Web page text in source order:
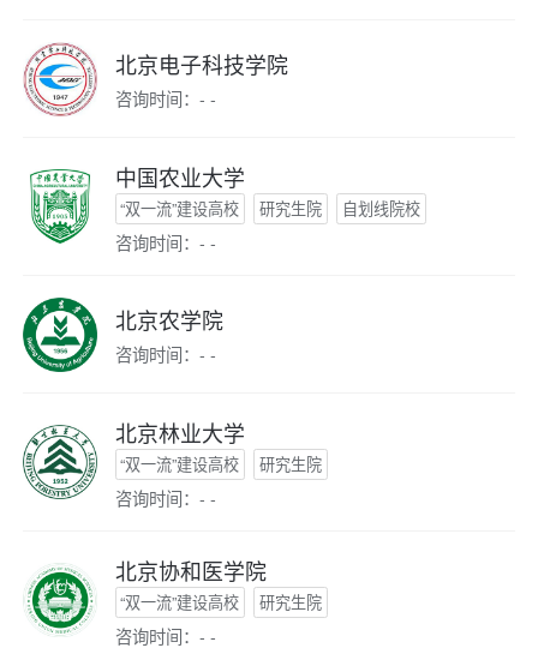
北京电子科技学院
咨询时间：- -
中国农业大学
“双一流”建设高校 研究生院 自划线院校
咨询时间：- -
北京农学院
咨询时间：- -
北京林业大学
“双一流”建设高校 研究生院
咨询时间：- -
北京协和医学院
“双一流”建设高校 研究生院
咨询时间：- -